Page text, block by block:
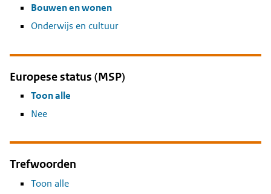
Bouwen en wonen
Onderwijs en cultuur
Europese status (MSP)
Toon alle
Nee
Trefwoorden
Toon alle